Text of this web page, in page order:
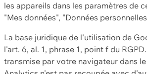
les appareils dans les paramètres de
"Mes données", "Données
La base juridique de l'utilisation de
l'art. 6, al. 1, phrase 1, point f du
transmise par votre navigateur dans